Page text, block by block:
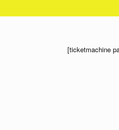
Inhalt
[ticketmachine